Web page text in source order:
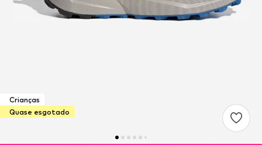
Crianças
Quase esgotado